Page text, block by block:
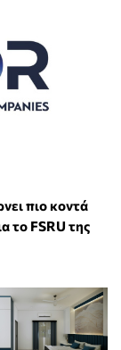
πιο κοντά
το FSRU της